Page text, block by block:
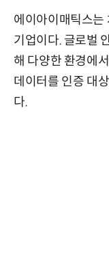
에이아이매틱스는
기업이다. 글로벌
해 다양한 환경에
데이터를 인증 대
다.